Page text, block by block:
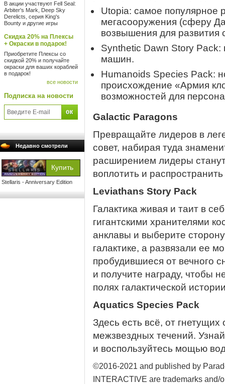
В акции участвуют Fell Seal:
Arbiter's Mark, Deep Sky
Derelicts, серия King's
Bounty и другие игры
Скидка 20% на Плексы
+ Окраски в подарок!
Приобретите Плексы со
скидкой 20% и получайте
окраски для ваших кораблей
в подарок!
все новости
Подписка на новости
Недавно смотрели
Stellaris - Anniversary Edition
Utopia: самое популярное
мегасооружения (сферу
возвышения для развития
Synthetic Dawn Story Pack:
машин.
Humanoids Species Pack:
происхождение «Армия
возможностей для
Galactic Paragons
Превращайте лидеров в
совет, набирая туда
расширением лидеры
воплотить и
Leviathans Story Pack
Галактика живая и таит в
гигантскими хранителями
анклавы и выберите
галактике, а развязали ее
пробудившиеся от вечного
и получите награду, чтобы
полях галактической
Aquatics Species Pack
Здесь есть всё, от
межзвездных течений.
и воспользуйтесь мощью
©2016-2021 and published by
INTERACTIVE are trademarks